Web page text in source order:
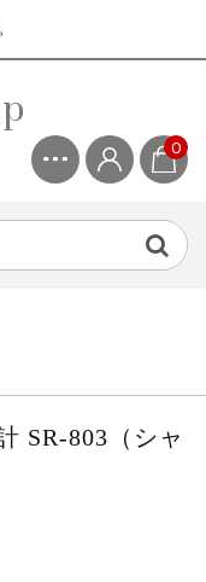
0
SR-803（シャ